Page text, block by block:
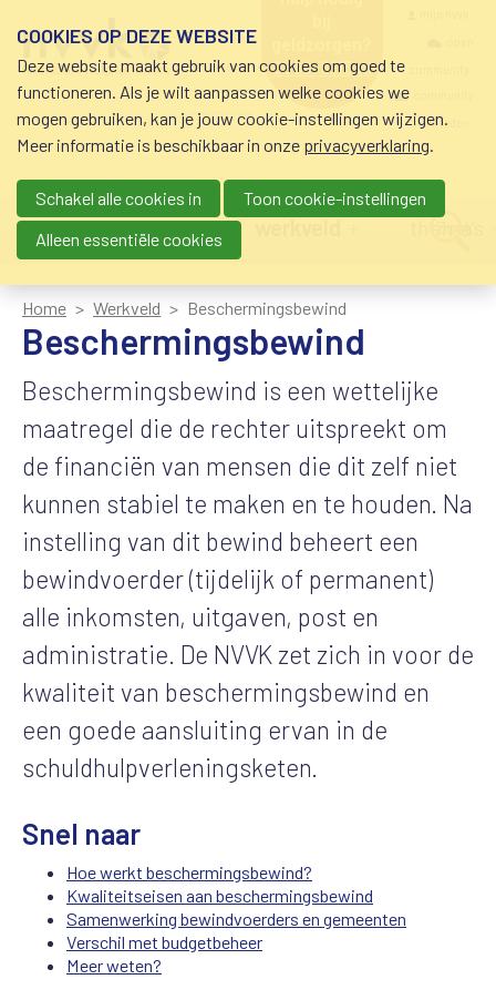
schuldhulp • sociaal
krediet • budgetbeheer •
beschermingsbewind
0800-8115.nl
nvvk-leden
Main navigation
nieuws agenda
Home Werkveld Beschermingsbewind
Beschermingsbewind
Beschermingsbewind is een wettelijke
maatregel die de rechter uitspreekt om
de financiën van mensen die dit zelf niet
kunnen stabiel te maken en te houden. Na
instelling van dit bewind beheert een
bewindvoerder (tijdelijk of permanent)
alle inkomsten, uitgaven, post en
administratie. De NVVK zet zich in voor de
kwaliteit van beschermingsbewind en
een goede aansluiting ervan in de
schuldhulpverleningsketen.
Snel naar
Hoe werkt beschermingsbewind?
Kwaliteitseisen aan beschermingsbewind
Samenwerking bewindvoerders en gemeenten
Verschil met budgetbeheer
Meer weten?
COOKIES OP DEZE WEBSITE
Deze website maakt gebruik van cookies om goed te
functioneren. Als je wilt aanpassen welke cookies we
mogen gebruiken, kan je jouw cookie-instellingen wijzigen.
Meer informatie is beschikbaar in onze privacyverklaring.
Schakel alle cookies in
Toon cookie-instellingen
Alleen essentiële cookies